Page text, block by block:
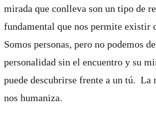
mirada que conlleva son un tipo de
fundamental que nos permite existir
Somos personas, pero no podemos
personalidad sin el encuentro y su
puede descubrirse frente a un tú. La
nos humaniza.